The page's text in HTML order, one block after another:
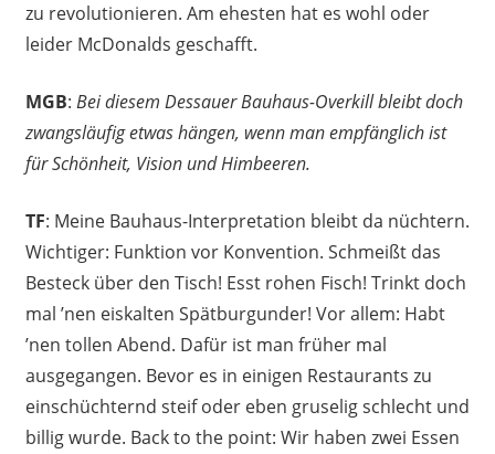
zu revolutionieren. Am ehesten hat es wohl oder
leider McDonalds geschafft.
MGB: Bei diesem Dessauer Bauhaus-Overkill bleibt doch
zwangsläufig etwas hängen, wenn man empfänglich ist
für Schönheit, Vision und Himbeeren.
TF: Meine Bauhaus-Interpretation bleibt da nüchtern.
Wichtiger: Funktion vor Konvention. Schmeißt das
Besteck über den Tisch! Esst rohen Fisch! Trinkt doch
mal ’nen eiskalten Spätburgunder! Vor allem: Habt
’nen tollen Abend. Dafür ist man früher mal
ausgegangen. Bevor es in einigen Restaurants zu
einschüchternd steif oder eben gruselig schlecht und
billig wurde. Back to the point: Wir haben zwei Essen